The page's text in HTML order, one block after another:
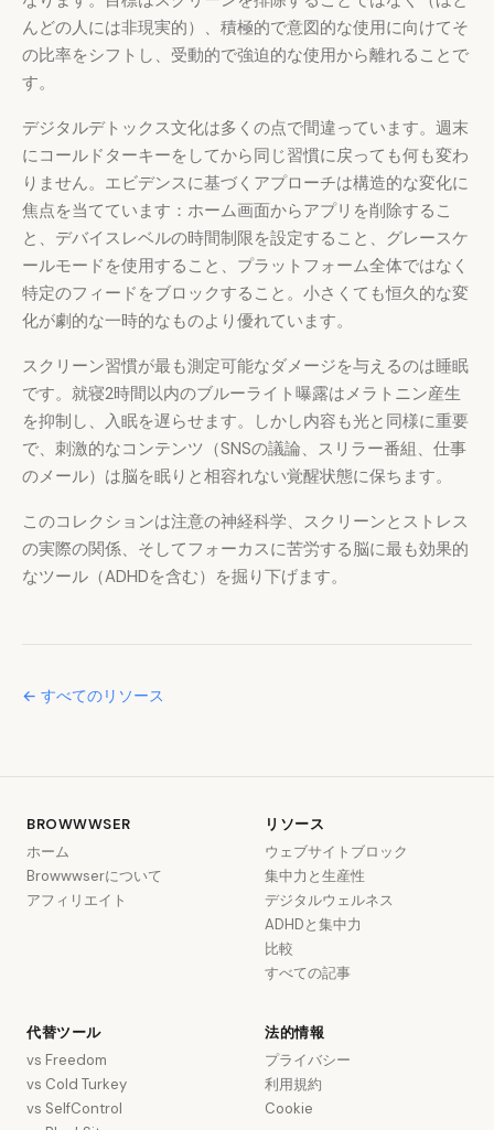
んどの人には非現実的）、積極的で意図的な使用に向けてそ
の比率をシフトし、受動的で強迫的な使用から離れることで
す。
デジタルデトックス文化は多くの点で間違っています。週末
にコールドターキーをしてから同じ習慣に戻っても何も変わ
りません。エビデンスに基づくアプローチは構造的な変化に
焦点を当てています：ホーム画面からアプリを削除するこ
と、デバイスレベルの時間制限を設定すること、グレースケ
ールモードを使用すること、プラットフォーム全体ではなく
特定のフィードをブロックすること。小さくても恒久的な変
化が劇的な一時的なものより優れています。
スクリーン習慣が最も測定可能なダメージを与えるのは睡眠
です。就寝2時間以内のブルーライト曝露はメラトニン産生
を抑制し、入眠を遅らせます。しかし内容も光と同様に重要
で、刺激的なコンテンツ（SNSの議論、スリラー番組、仕事
のメール）は脳を眠りと相容れない覚醒状態に保ちます。
このコレクションは注意の神経科学、スクリーンとストレス
の実際の関係、そしてフォーカスに苦労する脳に最も効果的
なツール（ADHDを含む）を掘り下げます。
← すべてのリソース
BROWWWSER
ホーム
Browwwserについて
アフィリエイト
リソース
ウェブサイトブロック
集中力と生産性
デジタルウェルネス
ADHDと集中力
比較
すべての記事
代替ツール
vs Freedom
vs Cold Turkey
vs SelfControl
法的情報
プライバシー
利用規約
Cookie